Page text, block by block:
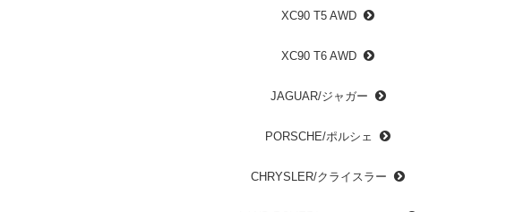
XC90 T5 AWD
XC90 T6 AWD
JAGUAR/ジャガー
PORSCHE/ポルシェ
CHRYSLER/クライスラー